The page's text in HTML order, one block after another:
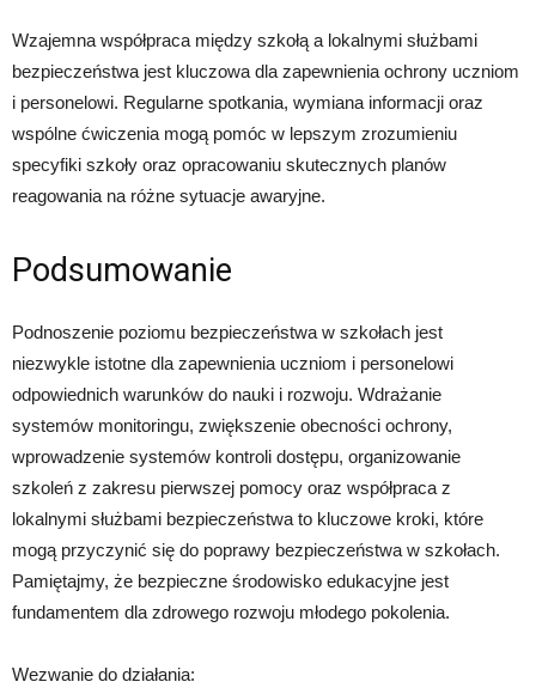
Wzajemna współpraca między szkołą a lokalnymi służbami
bezpieczeństwa jest kluczowa dla zapewnienia ochrony uczniom
i personelowi. Regularne spotkania, wymiana informacji oraz
wspólne ćwiczenia mogą pomóc w lepszym zrozumieniu
specyfiki szkoły oraz opracowaniu skutecznych planów
reagowania na różne sytuacje awaryjne.
Podsumowanie
Podnoszenie poziomu bezpieczeństwa w szkołach jest
niezwykle istotne dla zapewnienia uczniom i personelowi
odpowiednich warunków do nauki i rozwoju. Wdrażanie
systemów monitoringu, zwiększenie obecności ochrony,
wprowadzenie systemów kontroli dostępu, organizowanie
szkoleń z zakresu pierwszej pomocy oraz współpraca z
lokalnymi służbami bezpieczeństwa to kluczowe kroki, które
mogą przyczynić się do poprawy bezpieczeństwa w szkołach.
Pamiętajmy, że bezpieczne środowisko edukacyjne jest
fundamentem dla zdrowego rozwoju młodego pokolenia.
Wezwanie do działania: